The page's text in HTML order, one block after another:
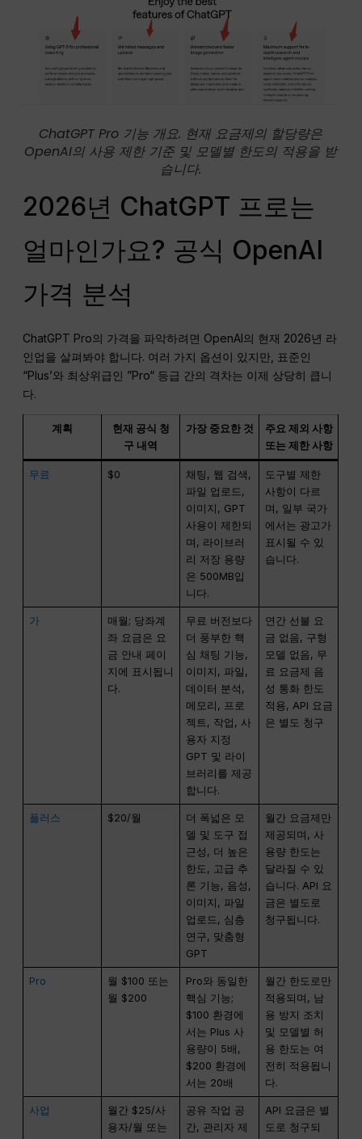
ChatGPT Pro 기능 개요. 현재 요금제의 할당량은
OpenAI의 사용 제한 기준 및 모델별 한도의 적용을 받
습니다.
2026년 ChatGPT 프로는
얼마인가요? 공식 OpenAI
가격 분석
ChatGPT Pro의 가격을 파악하려면 OpenAI의 현재 2026년 라
인업을 살펴봐야 합니다. 여러 가지 옵션이 있지만, 표준인
“Plus’와 최상위급인 ”Pro“ 등급 간의 격차는 이제 상당히 큽니
다.
계획
현재 공식 청
구 내역
가장 중요한 것
주요 제외 사항
또는 제한 사항
무료 $0
채팅, 웹 검색,
파일 업로드,
이미지, GPT
사용이 제한되
며, 라이브러
리 저장 용량
은 500MB입
니다.
도구별 제한
사항이 다르
며, 일부 국가
에서는 광고가
표시될 수 있
습니다.
가
매월; 당좌계
좌 요금은 요
금 안내 페이
지에 표시됩니
다.
무료 버전보다
더 풍부한 핵
심 채팅 기능,
이미지, 파일,
데이터 분석,
메모리, 프로
젝트, 작업, 사
용자 지정
GPT 및 라이
브러리를 제공
합니다.
연간 선불 요
금 없음, 구형
모델 없음, 무
료 요금제 음
성 통화 한도
적용, API 요금
은 별도 청구
플러스 $20/월
더 폭넓은 모
델 및 도구 접
근성, 더 높은
한도, 고급 추
론 기능, 음성,
이미지, 파일
업로드, 심층
연구, 맞춤형
GPT
월간 요금제만
제공되며, 사
용량 한도는
달라질 수 있
습니다. API 요
금은 별도로
청구됩니다.
Pro
월 $100 또는
월 $200
Pro와 동일한
핵심 기능;
$100 환경에
서는 Plus 사
용량이 5배,
$200 환경에
서는 20배
월간 한도로만
적용되며, 남
용 방지 조치
및 모델별 허
용 한도는 여
전히 적용됩니
다.
사업
월간 $25/사
용자/월 또는
공유 작업 공
간, 관리자 제
API 요금은 별
도로 청구되